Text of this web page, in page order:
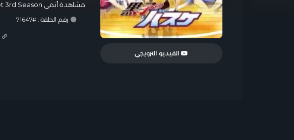
الفيديو الترويجي
مشاهدة أنمي Kuroko no Basket 3rd Season الموسم الثالث مدبلج الحلقة 10
رقم الحلقة : #71647